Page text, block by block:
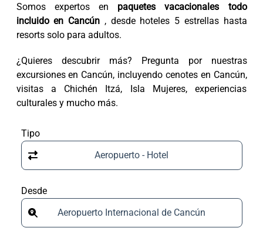
Somos expertos en paquetes vacacionales todo
incluido en Cancún , desde hoteles 5 estrellas hasta
resorts solo para adultos.
¿Quieres descubrir más? Pregunta por nuestras
excursiones en Cancún, incluyendo cenotes en Cancún,
visitas a Chichén Itzá, Isla Mujeres, experiencias
culturales y mucho más.
Tipo
Aeropuerto - Hotel
Desde
Aeropuerto Internacional de Cancún